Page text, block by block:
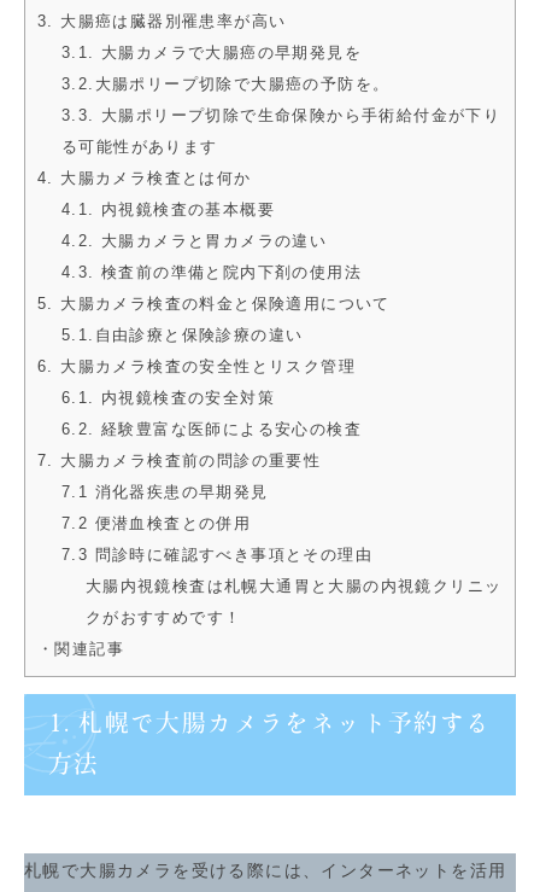
3. 大腸癌は臓器別罹患率が高い
3.1. 大腸カメラで大腸癌の早期発見を
3.2.大腸ポリープ切除で大腸癌の予防を。
3.3. 大腸ポリープ切除で生命保険から手術給付金が下り
る可能性があります
4. 大腸カメラ検査とは何か
4.1. 内視鏡検査の基本概要
4.2. 大腸カメラと胃カメラの違い
4.3. 検査前の準備と院内下剤の使用法
5. 大腸カメラ検査の料金と保険適用について
5.1.自由診療と保険診療の違い
6. 大腸カメラ検査の安全性とリスク管理
6.1. 内視鏡検査の安全対策
6.2. 経験豊富な医師による安心の検査
7. 大腸カメラ検査前の問診の重要性
7.1 消化器疾患の早期発見
7.2 便潜血検査との併用
7.3 問診時に確認すべき事項とその理由
大腸内視鏡検査は札幌大通胃と大腸の内視鏡クリニッ
クがおすすめです！
・関連記事
1. 札幌で大腸カメラをネット予約する
方法
札幌で大腸カメラを受ける際には、インターネットを活用